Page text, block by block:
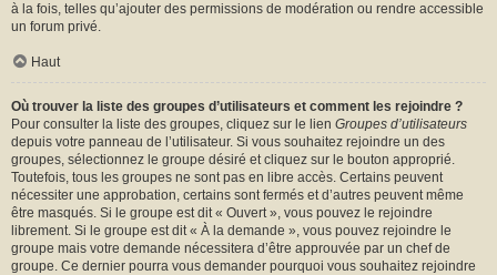
à la fois, telles qu’ajouter des permissions de modération ou rendre accessible
un forum privé.
Haut
Où trouver la liste des groupes d’utilisateurs et comment les rejoindre ?
Pour consulter la liste des groupes, cliquez sur le lien Groupes d’utilisateurs
depuis votre panneau de l’utilisateur. Si vous souhaitez rejoindre un des
groupes, sélectionnez le groupe désiré et cliquez sur le bouton approprié.
Toutefois, tous les groupes ne sont pas en libre accès. Certains peuvent
nécessiter une approbation, certains sont fermés et d’autres peuvent même
être masqués. Si le groupe est dit « Ouvert », vous pouvez le rejoindre
librement. Si le groupe est dit « À la demande », vous pouvez rejoindre le
groupe mais votre demande nécessitera d’être approuvée par un chef de
groupe. Ce dernier pourra vous demander pourquoi vous souhaitez rejoindre